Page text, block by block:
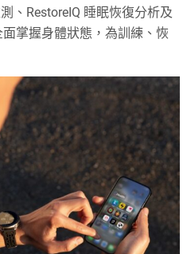
、RestoreIQ 睡眠恢復分析及
掌握身體狀態，為訓練、恢